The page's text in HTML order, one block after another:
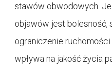
stawów obwodowych.
objawów jest bolesność,
ograniczenie
wpływa na jakość życia